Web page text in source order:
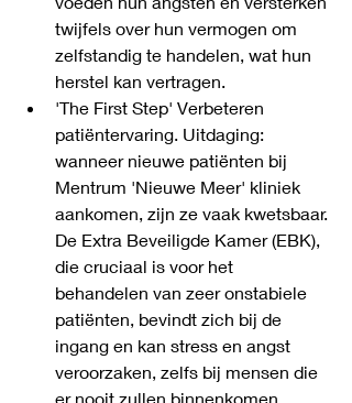
twijfels over hun vermogen om
zelfstandig te handelen, wat hun
herstel kan vertragen.
'The First Step' Verbeteren
patiëntervaring. Uitdaging:
wanneer nieuwe patiënten bij
Mentrum 'Nieuwe Meer' kliniek
aankomen, zijn ze vaak kwetsbaar.
De Extra Beveiligde Kamer (EBK),
die cruciaal is voor het
behandelen van zeer onstabiele
patiënten, bevindt zich bij de
ingang en kan stress en angst
veroorzaken, zelfs bij mensen die
er nooit zullen binnenkomen.